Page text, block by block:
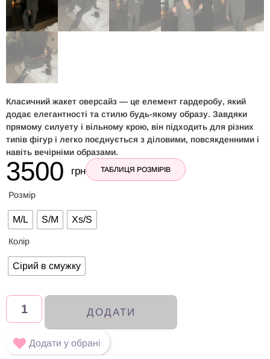
Класичний жакет оверсайз — це елемент гардеробу, який
додає елегантності та стилю будь-якому образу. Завдяки
прямому силуету і вільному крою, він підходить для різних
типів фігур і легко поєднується з діловими, повсякденними і
навіть вечірніми образами.
3500 грн ТАБЛИЦЯ РОЗМІРІВ
Розмір
M/L S/M Xs/S
Колір
Сірий в смужку
ДОДАТИ
Додати у обрані